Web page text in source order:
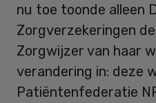
nu toe toonde alleen
Zorgverzekeringen
Zorgwijzer van haar
verandering in: deze
Patiëntenfederatie